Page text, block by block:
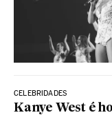
CELEBRIDADES
Kanye West é